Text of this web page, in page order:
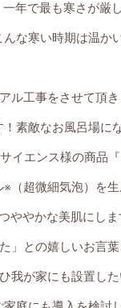
一年で最も寒さが厳
な寒い時期は温か
ル工事をさせて頂き
素敵なお風呂場に
イエンス様の商品
※ （超微細気泡）を
ややかな美肌にしま
」との嬉しいお言葉
我が家にも設置した